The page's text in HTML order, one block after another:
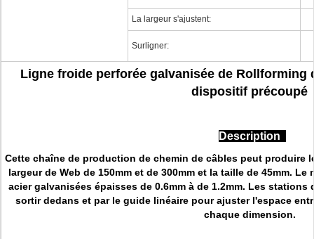
La largeur s'ajustent:
Surligner:
Ligne froide perforée galvanisée de Rollforming
dispositif précoupé
Description
Cette chaîne de production de chemin de câbles peut produire
largeur de Web de 150mm et de 300mm et la taille de 45mm.
acier galvanisées épaisses de 0.6mm à de 1.2mm. Les
sortir dedans et par le guide linéaire pour ajuster l'espace
chaque dimension.